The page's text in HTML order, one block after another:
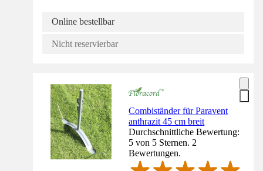
Online bestellbar
Nicht reservierbar
Combiständer für Paravent
anthrazit 45 cm breit
Durchschnittliche Bewertung:
5 von 5 Sternen. 2
Bewertungen.